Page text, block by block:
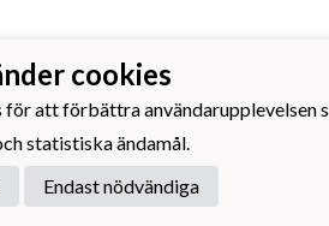
cookies
att förbättra användarupplevelsen
statistiska ändamål.
Endast nödvändiga